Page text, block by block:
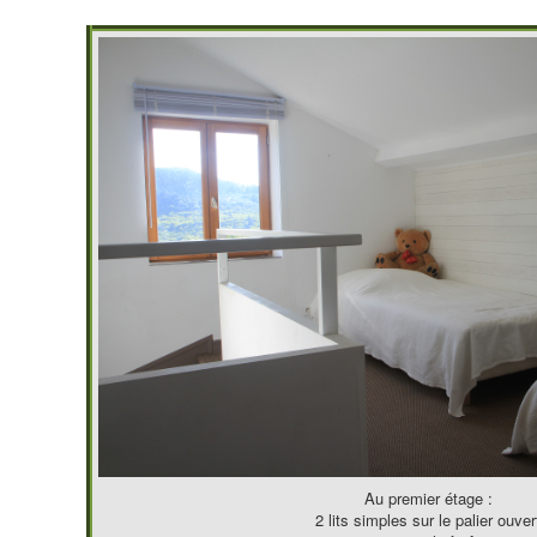
Au premier étage :
2 lits simples sur le palier